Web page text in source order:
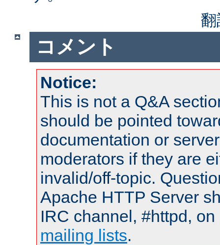
コメント
Notice:
This is not a Q&A
should be pointed
documentation or
moderators if they are
invalid/off-topic.
Apache HTTP Server
IRC channel, #httpd,
mailing lists.